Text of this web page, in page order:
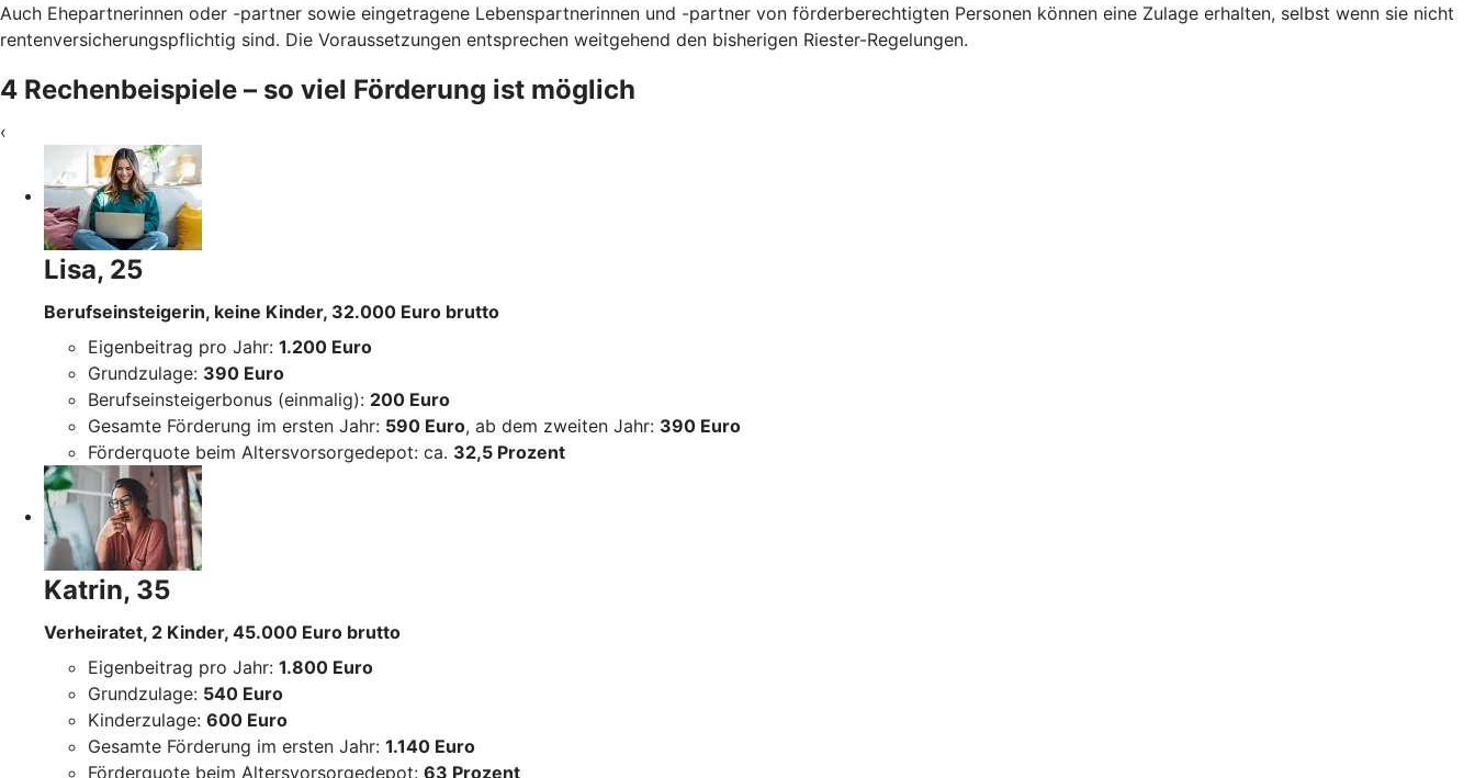
Auch Ehepartnerinnen oder -partner sowie eingetragene Lebenspartnerinnen und -partner von förderberechtigten Personen können eine Zulage erhalten, selbst wenn sie nicht
rentenversicherungspflichtig sind. Die Voraussetzungen entsprechen weitgehend den bisherigen Riester-Regelungen.
4 Rechenbeispiele – so viel Förderung ist möglich
‹
Lisa, 25
Berufseinsteigerin, keine Kinder, 32.000 Euro brutto
Eigenbeitrag pro Jahr: 1.200 Euro
Grundzulage: 390 Euro
Berufseinsteigerbonus (einmalig): 200 Euro
Gesamte Förderung im ersten Jahr: 590 Euro, ab dem zweiten Jahr: 390 Euro
Förderquote beim Altersvorsorgedepot: ca. 32,5 Prozent
Katrin, 35
Verheiratet, 2 Kinder, 45.000 Euro brutto
Eigenbeitrag pro Jahr: 1.800 Euro
Grundzulage: 540 Euro
Kinderzulage: 600 Euro
Gesamte Förderung im ersten Jahr: 1.140 Euro
Förderquote beim Altersvorsorgedepot: 63 Prozent